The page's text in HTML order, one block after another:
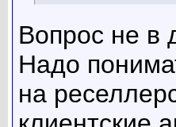
Вопрос не в
Надо
на